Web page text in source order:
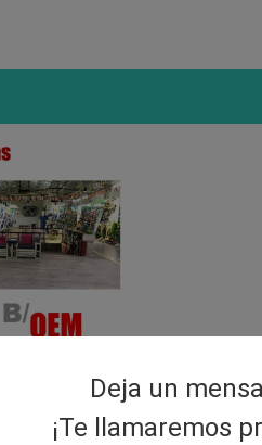
Deja un
¡Te llamaremos